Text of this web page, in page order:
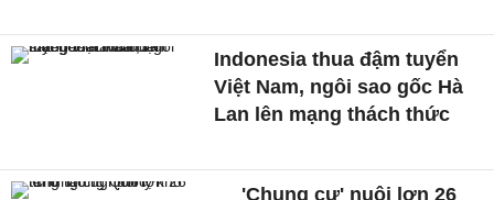
Indonesia thua đậm tuyển
Việt Nam, ngôi sao gốc Hà
Lan lên mạng thách thức
'Chung cư' nuôi lợn 26